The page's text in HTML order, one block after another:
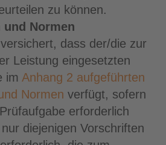
zu können.
Normen
dass der/die zur
Leistung eingesetzten
im Anhang 2 aufgeführten
Normen verfügt, sofern
erforderlich
diejenigen Vorschriften